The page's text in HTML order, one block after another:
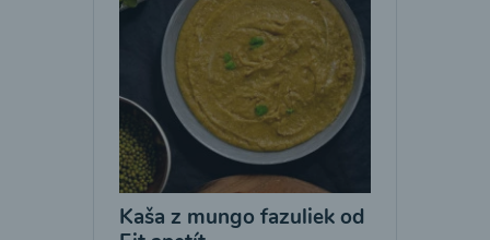
Kaša z mungo fazuliek od